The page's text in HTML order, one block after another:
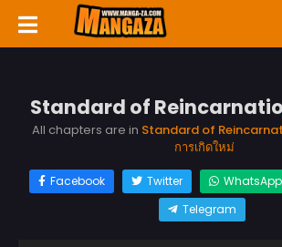
Standard of
All chapters are in Standard of
การเกิดใหม่
Facebook Twitter WhatsApp
Telegram